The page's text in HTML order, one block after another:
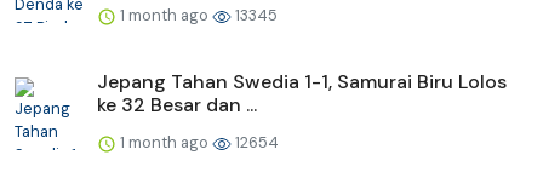
1 month ago 13345
Jepang Tahan Swedia 1-1, Samurai Biru Lolos
ke 32 Besar dan ...
1 month ago 12654